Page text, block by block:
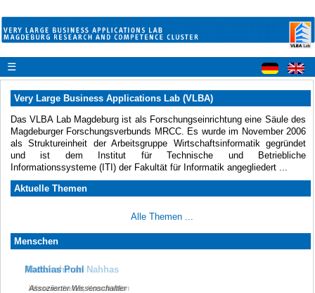
☰
Very Large Business Applications Lab (VLBA)
Das VLBA Lab Magdeburg ist als Forschungseinrichtung eine Säule des
Magdeburger Forschungsverbunds MRCC. Es wurde im November 2006
als Struktureinheit der Arbeitsgruppe Wirtschaftsinformatik gegründet
und ist dem Institut für Technische und Betriebliche
Informationssysteme (ITI) der Fakultät für Informatik angegliedert ...
Aktuelle Themen
Alle Themen ...
Menschen
Abdulrahman Nahhas
Wissenschaftler, Koordination
Matthias Pohl
Assoziierter Wissenschaftler